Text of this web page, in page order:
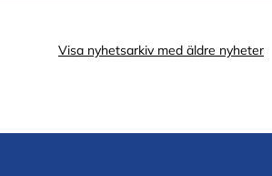
Visa nyhetsarkiv med äldre nyheter